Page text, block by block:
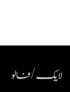
لایک / فالو